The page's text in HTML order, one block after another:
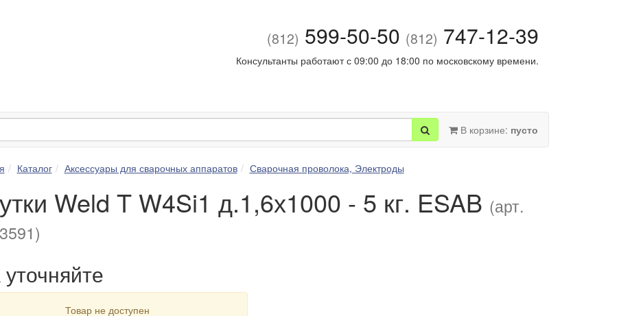
(812) 599-50-50 (812) 747-12-39
Консультанты работают с 09:00 до 18:00 по московскому времени.
В корзине: пусто
Каталог Аксессуары для сварочных аппаратов Сварочная проволока, Электроды
Weld T W4Si1 д.1,6х1000 - 5 кг. ESAB (арт.
уточняйте
Товар не доступен